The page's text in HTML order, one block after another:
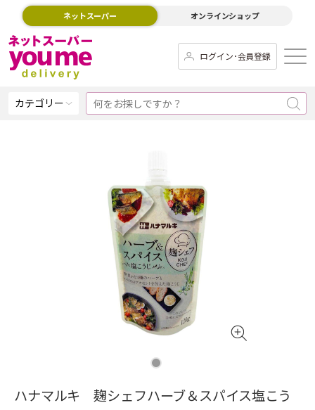
ネットスーパー オンラインショップ
ログイン･会員登録
カテゴリー
ハナマルキ 麹シェフハーブ＆スパイス塩こう